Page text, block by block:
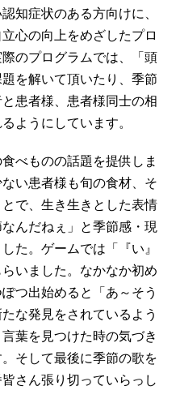
知症状のある方向けに、
心の向上をめざしたプロ
のプログラムでは、「頭
を解いて頂いたり、季節
患者様、患者様同士の相
ようにしています。
べものの話題を提供しま
い患者様も旬の食材、そ
で、生き生きとした表情
んだねぇ」と季節感・現
た。ゲームでは「『い』
いました。なかなか初め
つ出始めると「あ～そう
な発見をされているよう
葉を見つけた時の気づき
そして最後に季節の歌を
さん張り切っていらっし